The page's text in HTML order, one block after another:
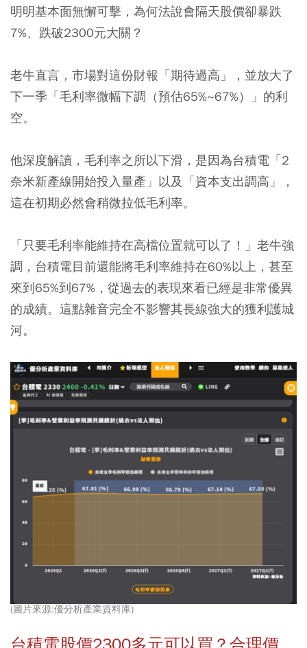
明明基本面無懈可擊，為何法說會隔天股價卻暴跌
7%、跌破2300元大關？
老牛直言，市場對這份財報「期待過高」，並放大了
下一季「毛利率微幅下調（預估65%~67%）」的利
空。
他深度解讀，毛利率之所以下滑，是因為台積電「2
奈米新產線開始投入量產」以及「資本支出調高」，
這在初期必然會稍微拉低毛利率。
「只要毛利率能維持在高檔位置就可以了！」老牛強
調，台積電目前還能將毛利率維持在60%以上，甚至
來到65%到67%，從過去的表現來看已經是非常優異
的成績。這點雜音完全不影響其長線強大的獲利護城
河。
(圖片來源:優分析產業資料庫)